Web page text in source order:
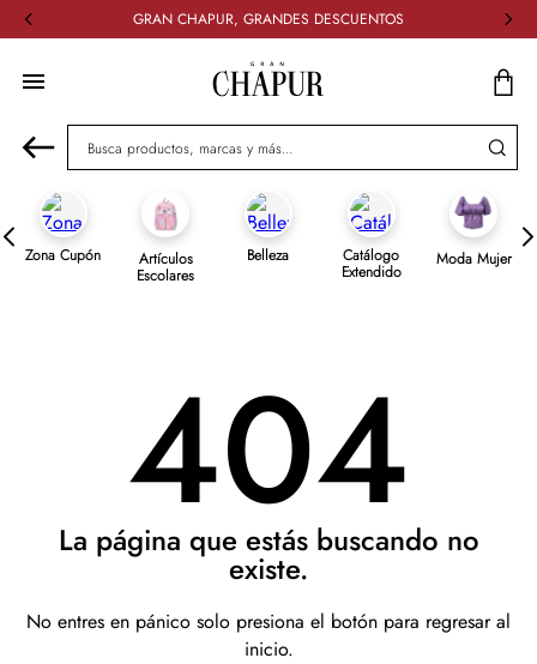
GRAN CHAPUR, GRANDES DESCUENTOS
Busca productos, marcas y más...
Zona Cupón Artículos
Escolares
Belleza Catálogo
Extendido
Moda Mujer
404
La página que estás buscando no
existe.
No entres en pánico solo presiona el botón para regresar al
inicio.